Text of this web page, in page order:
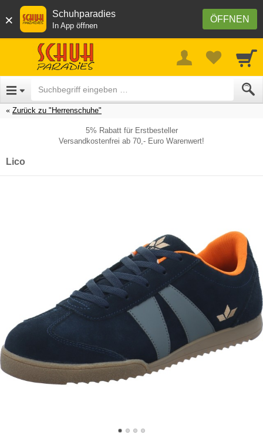
× ÖFFNEN
Schuhparadies
In App öffnen
Zurück zu "Herrenschuhe"
5% Rabatt für Erstbesteller
Versandkostenfrei ab 70,- Euro Warenwert!
Lico